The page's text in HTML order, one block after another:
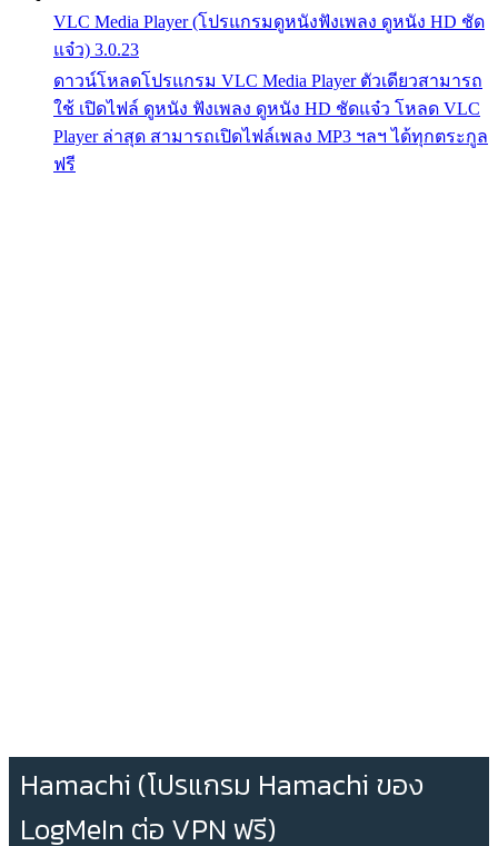
VLC Media Player (โปรแกรมดูหนังฟังเพลง ดูหนัง HD ชัด
แจ๋ว) 3.0.23
ดาวน์โหลดโปรแกรม VLC Media Player ตัวเดียวสามารถ
ใช้ เปิดไฟล์ ดูหนัง ฟังเพลง ดูหนัง HD ชัดแจ๋ว โหลด VLC
Player ล่าสุด สามารถเปิดไฟล์เพลง MP3 ฯลฯ ได้ทุกตระกูล
ฟรี
Hamachi (โปรแกรม Hamachi ของ
LogMeIn ต่อ VPN ฟรี)